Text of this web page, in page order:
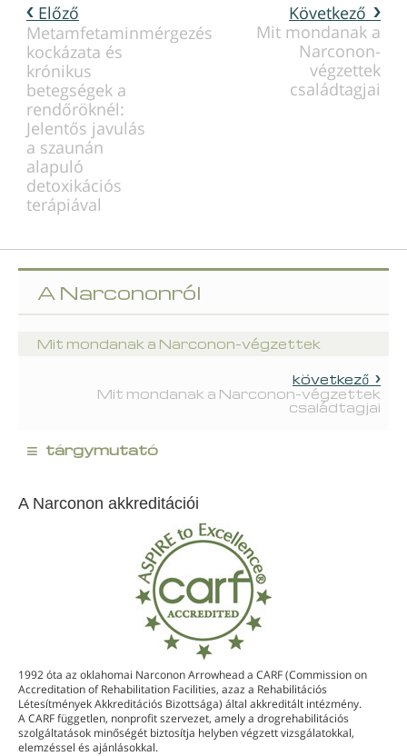
Következő
Mit mondanak a
Narconon-
végzettek
családtagjai
Előző
Metamfetaminmérgezés
kockázata és
krónikus
betegségek a
rendőröknél:
Jelentős javulás
a szaunán
alapuló
detoxikációs
terápiával
A Narcononról
Mit mondanak a Narconon-végzettek
következő
Mit mondanak a Narconon-végzettek
családtagjai
≡ tárgymutató
A Narconon akkreditációi
1992 óta az oklahomai Narconon Arrowhead a CARF (Commission on
Accreditation of Rehabilitation Facilities, azaz a Rehabilitációs
Létesítmények Akkreditációs Bizottsága) által akkreditált intézmény.
A CARF független, nonprofit szervezet, amely a drogrehabilitációs
szolgáltatások minőségét biztosítja helyben végzett vizsgálatokkal,
elemzéssel és ajánlásokkal.